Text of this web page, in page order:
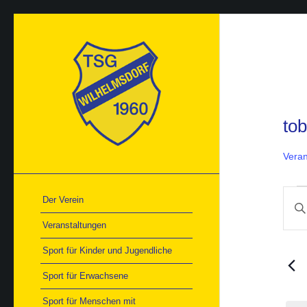
Der Verein
Veranstaltungen
Sport für Kinder und Jugendliche
Sport für Erwachsene
Sport für Menschen mit
für
Bitte
nach